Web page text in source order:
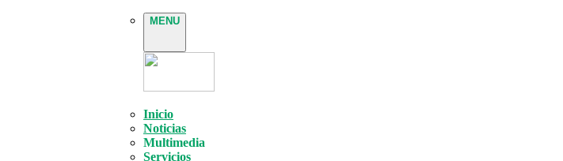
MENU
Inicio
Noticias
Multimedia
Servicios